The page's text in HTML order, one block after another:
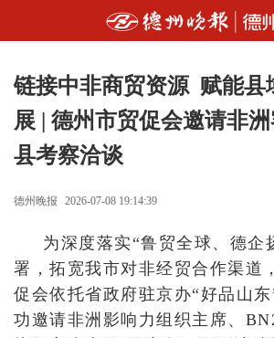
链接中非商贸资源 赋能县
展 | 德州市贸促会邀请非
县考察洽谈
德州晚报 2026-07-08 19:14:39
为深度落实“鲁贸全球、德企
署，拓宽我市对非经贸合作渠道
促会依托省政府驻京办“好品山
功邀请非洲影响力组织主席、